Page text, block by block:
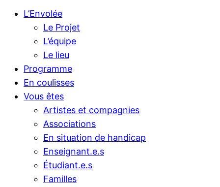
L’Envolée
Le Projet
L’équipe
Le lieu
Programme
En coulisses
Vous êtes
Artistes et compagnies
Associations
En situation de handicap
Enseignant.e.s
Étudiant.e.s
Familles